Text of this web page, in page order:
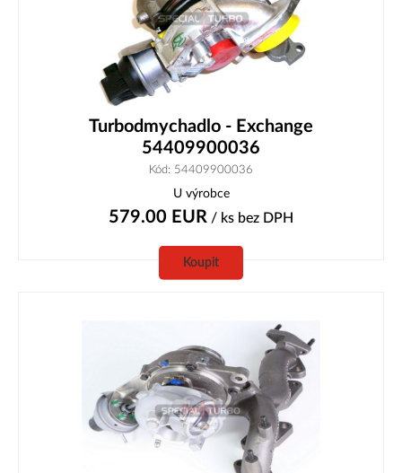
Turbodmychadlo - Exchange
54409900036
Kód: 54409900036
U výrobce
579.00 EUR / ks bez DPH
Koupit